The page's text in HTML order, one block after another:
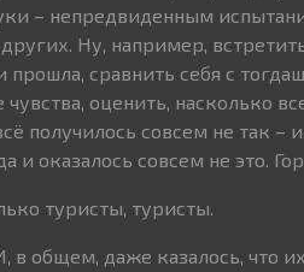
– непредвиденным
Ну, например,
прошла, сравнить себя с
оценить, насколько
получилось совсем не так
оказалось совсем не это.
туристы, туристы.
в общем, даже казалось, что